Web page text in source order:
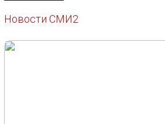
Новости СМИ2